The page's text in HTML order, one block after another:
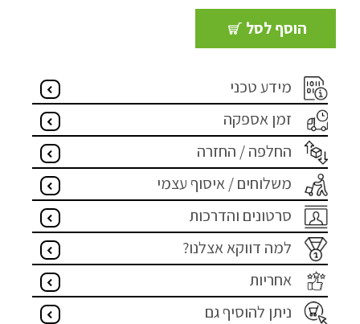
ריהוט לבית
עודפים
קטלוג צבעים
אודות
טיפים והמלצות
עבודות אחרונות
הצהרת נגישות
הוסף לסל
מידע טכני
זמן אספקה
החלפה / החזרה
משלוחים / איסוף עצמי
סרטונים והדרכות
למה דווקא אצלנו?
אחריות
ניתן להוסיף גם